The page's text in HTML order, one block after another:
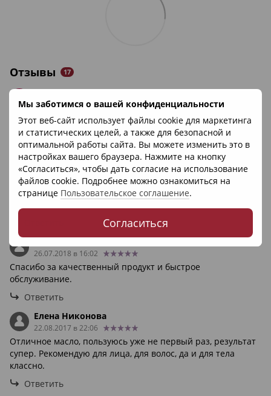
Мы заботимся о вашей конфиденциальности
Этот веб-сайт использует файлы cookie для маркетинга
и статистических целей, а также для безопасной и
оптимальной работы сайта. Вы можете изменить это в
настройках вашего браузера. Нажмите на кнопку
«Согласиться», чтобы дать согласие на использование
файлов cookie. Подробнее можно ознакомиться на
странице Пользовательское соглашение.
Согласиться
Отзывы 17
Бережная Виктория Владимировна
18.05.2020 в 12:18
Очень довольна продуктом. Нежный аромат, хорошо
увлажняет кожу и осветляет пигментацию.
Ответить
Галина
02.04.2019 в 15:30
Масло приятно пахнет, кожу смягчает отлично! И можно
26.07.2018 в 16:02
Спасибо за качественный продукт и быстрое
обслуживание.
Ответить
Елена Никонова
22.08.2017 в 22:06
Отличное масло, пользуюсь уже не первый раз, результат
супер. Рекомендую для лица, для волос, да и для тела
классно.
Ответить